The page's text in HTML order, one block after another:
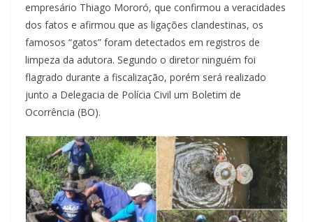
empresário Thiago Mororó, que confirmou a veracidades
dos fatos e afirmou que as ligações clandestinas, os
famosos “gatos” foram detectados em registros de
limpeza da adutora. Segundo o diretor ninguém foi
flagrado durante a fiscalização, porém será realizado
junto a Delegacia de Polícia Civil um Boletim de
Ocorrência (BO).